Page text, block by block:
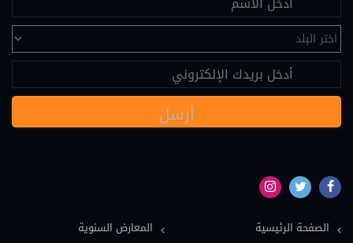
علم النفس (25)
تحكيم (24)
عقود دولية (24)
نصوص قانونية (20)
مسؤولية طبية (19)
نماذج دعاوى ونماذج عقود (16)
المعارض السنوية
الصفحة الرئيسية